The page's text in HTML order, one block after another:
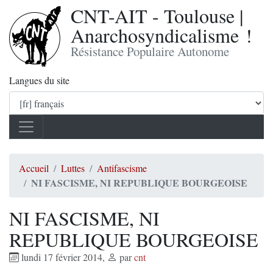
CNT-AIT - Toulouse |
Anarchosyndicalisme !
Résistance Populaire Autonome
Langues du site
Accueil Luttes Antifascisme
NI FASCISME, NI REPUBLIQUE BOURGEOISE
NI FASCISME, NI
REPUBLIQUE BOURGEOISE
lundi 17 février 2014, parcnt